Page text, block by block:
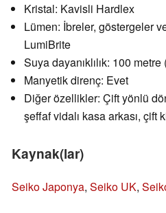
Kristal: Kavisli Hardlex
Lümen: İbreler, göstergeler
LumiBrite
Suya dayanıklılık: 100 metre
Manyetik direnç: Evet
Diğer özellikler: Çift yönlü
şeffaf vidalı kasa arkası,
Kaynak(lar)
Seiko Japonya, Seiko UK,